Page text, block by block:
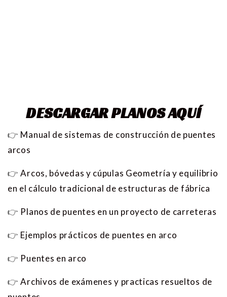
DESCARGAR PLANOS AQUÍ
👉 Manual de sistemas de construcción de puentes
arcos
👉Arcos, bóvedas y cúpulas Geometría y equilibrio
en el cálculo tradicional de estructuras de fábrica
👉 Planos de puentes en un proyecto de carreteras
👉 Ejemplos prácticos de puentes en arco
👉 Puentes en arco
👉Archivos de exámenes y practicas resueltos de